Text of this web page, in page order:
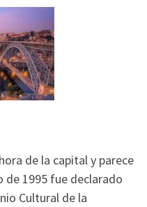
de la capital y parece
de 1995 fue declarado
Cultural de la